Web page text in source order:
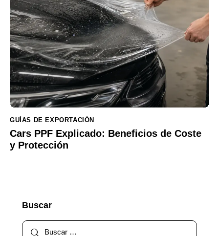
GUÍAS DE EXPORTACIÓN
Cars PPF Explicado: Beneficios de Coste
y Protección
Buscar